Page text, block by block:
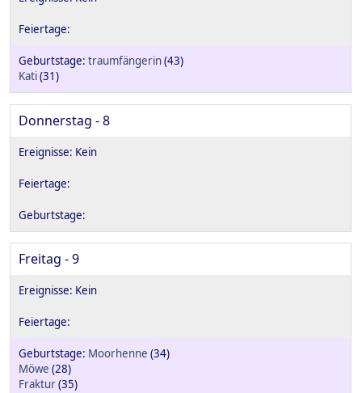
traumfängerin(43)
Kati(31)
Donnerstag - 8
Freitag - 9
Moorhenne (34)
Möwe (28)
Fraktur(35)